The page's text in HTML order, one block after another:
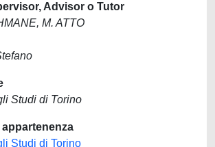
Advisor o Tutor
M. ATTO
Studi di Torino
Studi di Torino